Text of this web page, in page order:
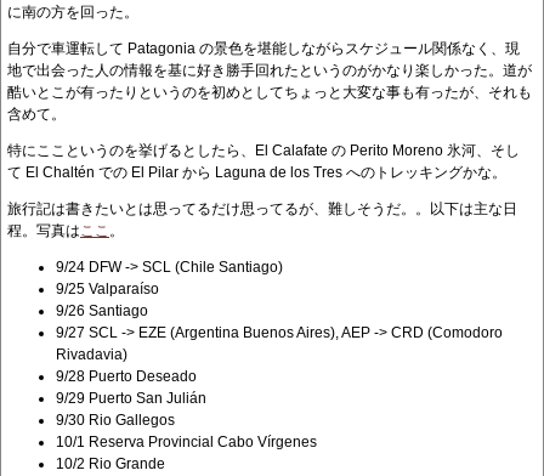
に南の方を回った。
自分で車運転して Patagonia の景色を堪能しながらスケジュール関係なく、現
地で出会った人の情報を基に好き勝手回れたというのがかなり楽しかった。道が
酷いとこが有ったりというのを初めとしてちょっと大変な事も有ったが、それも
含めて。
特にここというのを挙げるとしたら、El Calafate の Perito Moreno 氷河、そし
て El Chaltén での El Pilar から Laguna de los Tres へのトレッキングかな。
旅行記は書きたいとは思ってるだけ思ってるが、難しそうだ。。以下は主な日
程。写真はここ 。
9/24 DFW -> SCL (Chile Santiago)
9/25 Valparaíso
9/26 Santiago
9/27 SCL -> EZE (Argentina Buenos Aires), AEP -> CRD (Comodoro
Rivadavia)
9/28 Puerto Deseado
9/29 Puerto San Julián
9/30 Rio Gallegos
10/1 Reserva Provincial Cabo Vírgenes
10/2 Rio Grande